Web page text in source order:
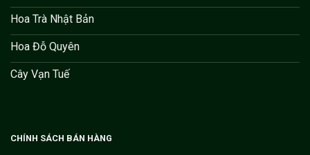
Hoa Trà Nhật Bản
Hoa Đỗ Quyên
Cây Vạn Tuế
CHÍNH SÁCH BÁN HÀNG